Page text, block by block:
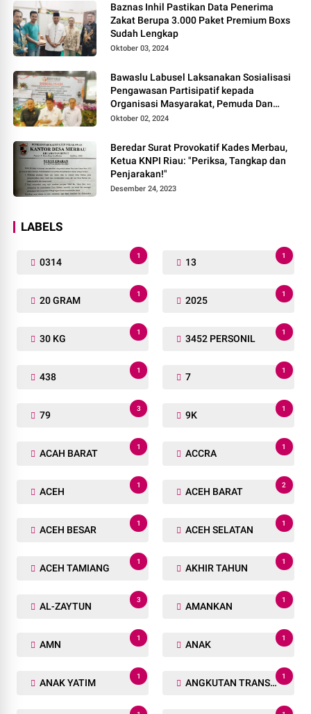
Baznas Inhil Pastikan Data Penerima
Zakat Berupa 3.000 Paket Premium Boxs
Sudah Lengkap
Oktober 03, 2024
Bawaslu Labusel Laksanakan Sosialisasi
Pengawasan Partisipatif kepada
Organisasi Masyarakat, Pemuda Dan
Agama Pada pilkada Serentak 2024
Oktober 02, 2024
Beredar Surat Provokatif Kades Merbau,
Ketua KNPI Riau: "Periksa, Tangkap dan
Penjarakan!"
Desember 24, 2023
LABELS
0314
1
13
1
20 GRAM
1
2025
1
30 KG
1
3452 PERSONIL
1
438
1
7
1
79
3
9K
1
ACAH BARAT
1
ACCRA
1
ACEH
1
ACEH BARAT
2
ACEH BESAR
1
ACEH SELATAN
1
ACEH TAMIANG
1
AKHIR TAHUN
1
AL-ZAYTUN
3
AMANKAN
1
AMN
1
ANAK
1
ANAK YATIM
1
ANGKUTAN TRANSPORTASI
1